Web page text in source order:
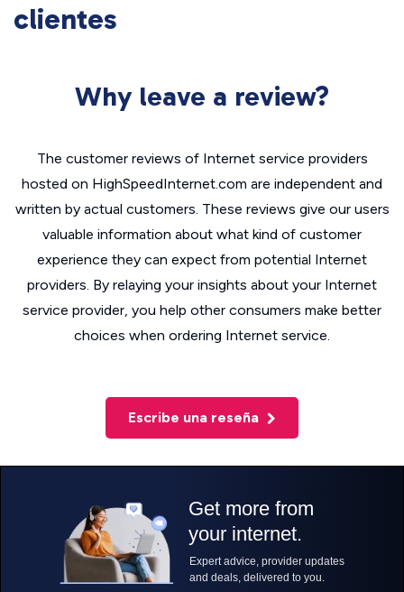
clientes
Why leave a review?
The customer reviews of Internet service providers
hosted on HighSpeedInternet.com are independent and
written by actual customers. These reviews give our users
valuable information about what kind of customer
experience they can expect from potential Internet
providers. By relaying your insights about your Internet
service provider, you help other consumers make better
choices when ordering Internet service.
Escribe una reseña